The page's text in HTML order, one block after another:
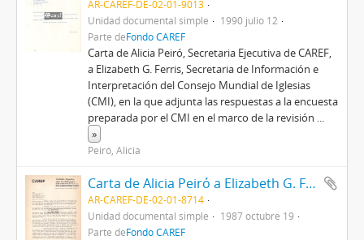
AR-CAREF-DE-02-01-9013
Unidad documental simple
1990 julio 12
Parte deFondo CAREF
Carta de Alicia Peiró, Secretaria Ejecutiva de CAREF,
a Elizabeth G. Ferris, Secretaria de Información e
Interpretación del Consejo Mundial de Iglesias
(CMI), en la que adjunta las respuestas a la encuesta
preparada por el CMI en el marco de la revisión ...
»
Peiró, Alicia
Carta de Alicia Peiró a Elizabeth G. Ferris
AR-CAREF-DE-02-01-8714
Unidad documental simple
1987 octubre 19
Parte deFondo CAREF